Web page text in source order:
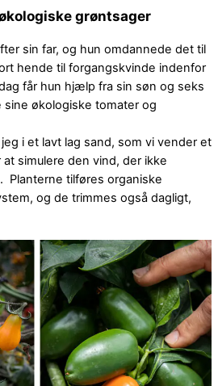
grøntsager
sin far, og hun omdannede det til
hende til forgangskvinde indenfor
får hun hjælp fra sin søn og seks
sine økologiske tomater og
i et lavt lag sand, som vi vender et
simulere den vind, der ikke
Planterne tilføres organiske
og de trimmes også dagligt,